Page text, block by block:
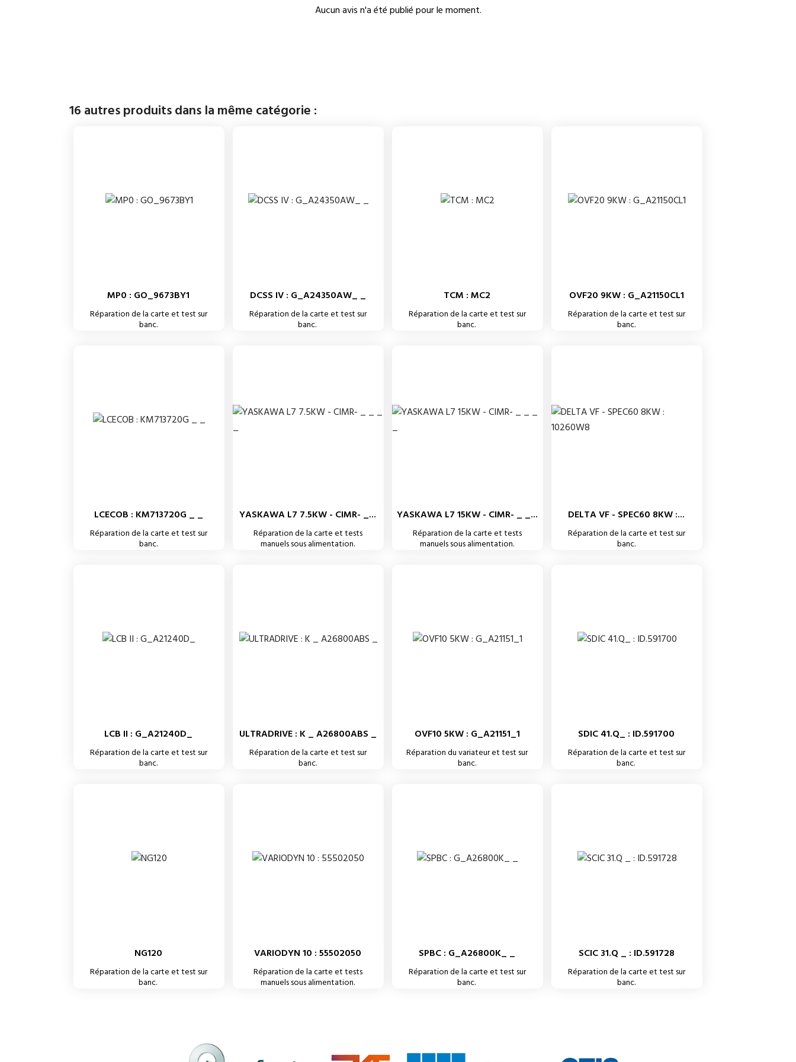
Aucun avis n'a été publié pour le moment.
16 autres produits dans la même catégorie :
MP0 : GO_9673BY1
Réparation de la carte et test sur
banc.
DCSS IV : G_A24350AW_ _
Réparation de la carte et test sur
banc.
TCM : MC2
Réparation de la carte et test sur
banc.
OVF20 9KW : G_A21150CL1
Réparation de la carte et test sur
banc.
LCECOB : KM713720G _ _
Réparation de la carte et test sur
banc.
YASKAWA L7 7.5KW - CIMR- _...
Réparation de la carte et tests
manuels sous alimentation.
YASKAWA L7 15KW - CIMR- _ _...
Réparation de la carte et tests
manuels sous alimentation.
DELTA VF - SPEC60 8KW :...
Réparation de la carte et test sur
banc.
LCB II : G_A21240D_
Réparation de la carte et test sur
banc.
ULTRADRIVE : K _ A26800ABS _
Réparation de la carte et test sur
banc.
OVF10 5KW : G_A21151_1
Réparation du variateur et test sur
banc.
SDIC 41.Q_ : ID.591700
Réparation de la carte et test sur
banc.
NG120
Réparation de la carte et test sur
banc.
VARIODYN 10 : 55502050
Réparation de la carte et tests
manuels sous alimentation.
SPBC : G_A26800K_ _
Réparation de la carte et test sur
banc.
SCIC 31.Q _ : ID.591728
Réparation de la carte et test sur
banc.